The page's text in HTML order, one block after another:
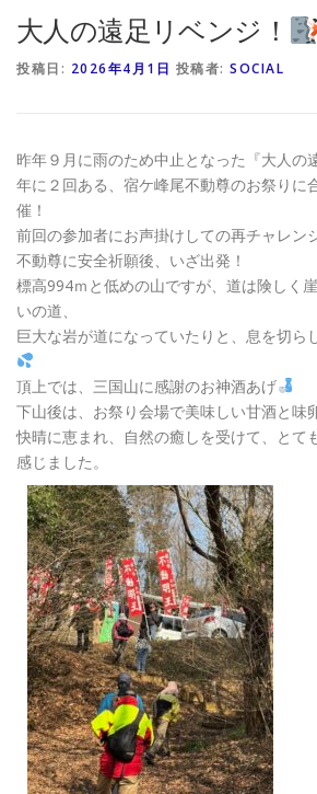
大人の遠足リベンジ！
投稿日: 2026年4月1日 投稿者: SOCIAL
昨年９月に雨のため中止となった『大人の
年に２回ある、宿ケ峰尾不動尊のお祭りに
催！
前回の参加者にお声掛けしての再チャレン
不動尊に安全祈願後、いざ出発！
標高994ｍと低めの山ですが、道は険しく
いの道、
巨大な岩が道になっていたりと、息を切ら
頂上では、三国山に感謝のお神酒あげ
下山後は、お祭り会場で美味しい甘酒と味
快晴に恵まれ、自然の癒しを受けて、とて
感じました。